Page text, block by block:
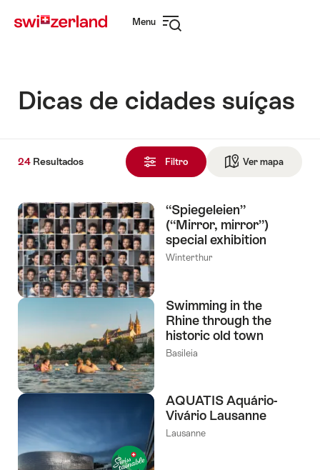
em
rápida
Menu
Dicas de cidades suíças
Resultados
Filtro Ver mapa
24 Resultados
“Spiegeleien”
(“Mirror, mirror”)
special exhibition
Winterthur
Swimming in the
Rhine through the
historic old town
Basileia
AQUATIS Aquário-
Vivário Lausanne
Lausanne